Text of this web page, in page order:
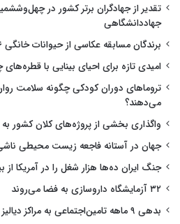
تقدیر از جهادگران برتر کشور در
جهاددانشگاهی
برندگان مسابقه عکاسی از حیوانات خانگی ۲۰۲۶ معرفی شدند
امیدی تازه برای احیای بینایی با
تروماهای دوران کودکی چگونه سلامت روان
می‌دهند؟
واگذاری بخشی از پروژه‌های کلان کشور
جهان در آستانه فاجعه زیست محیطی
جنگ ایران ده‌ها هزار شغل را در آمریکا از
۳۲ آزمایشگاه داروسازی به فضا می‌روند
بدهی ۹ ماهه تامین‌اجتماعی به مراکز دیالیز